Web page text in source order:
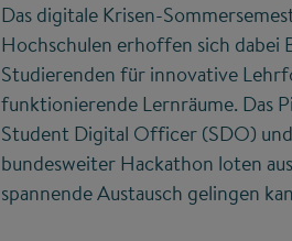
Das digitale Krisen-
Hochschulen erhoffen sich dabei
Studierenden für innovative
funktionierende Lernräume. Das
Student Digital Officer (SDO)
bundesweiter Hackathon loten
spannende Austausch gelingen